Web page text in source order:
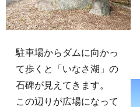
駐車場からダムに向かっ
て歩くと「いなさ湖」の
石碑が見えてきます。
この辺りが広場になって